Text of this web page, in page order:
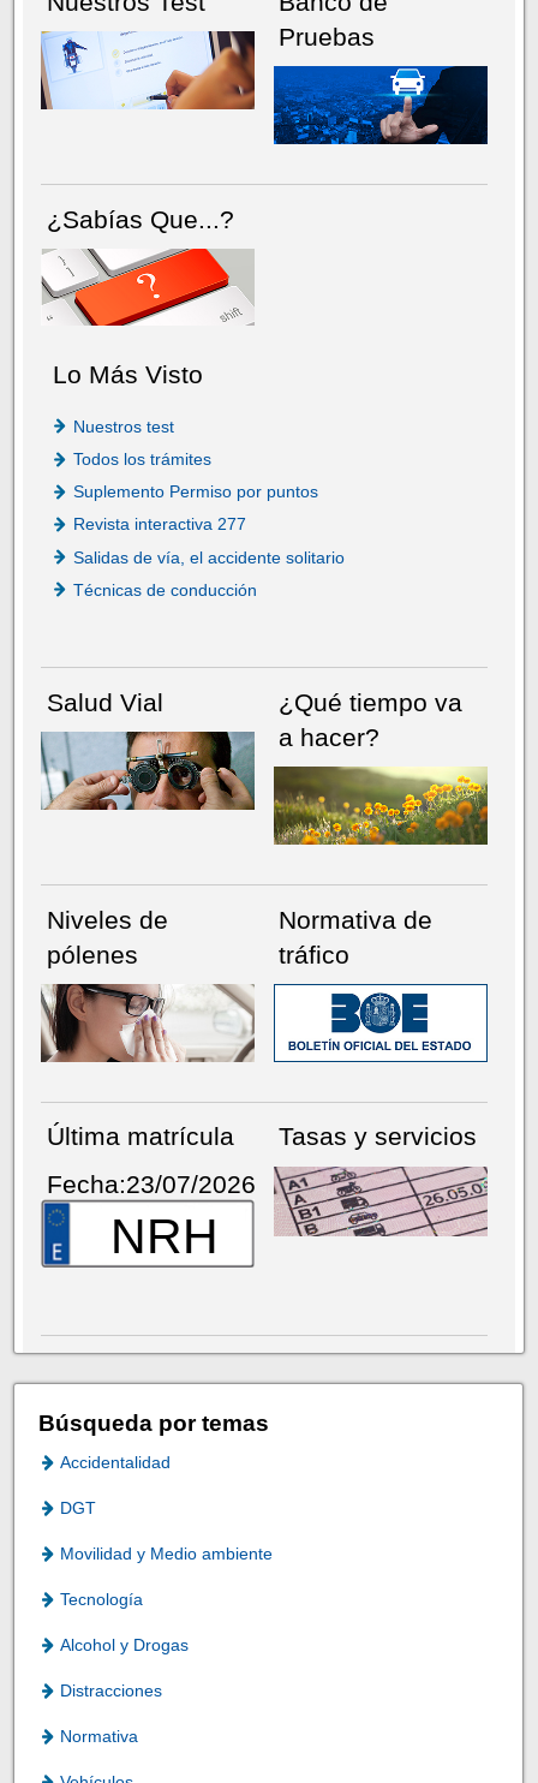
Pruebas
¿Sabías Que...?
Lo Más Visto
Nuestros test
Todos los trámites
Suplemento Permiso por puntos
Revista interactiva 277
Salidas de vía, el accidente solitario
Técnicas de conducción
Salud Vial
¿Qué tiempo va
a hacer?
Niveles de
pólenes
Normativa de
tráfico
Última matrícula
Fecha:23/07/2026
NRH
Tasas y servicios
Búsqueda por temas
Accidentalidad
DGT
Movilidad y Medio ambiente
Tecnología
Alcohol y Drogas
Distracciones
Normativa